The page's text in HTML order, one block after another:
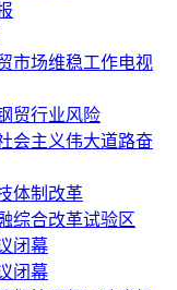
市场维稳工作电视
贸行业风险
会主义伟大道路奋
体制改革
综合改革试验区
闭幕
闭幕